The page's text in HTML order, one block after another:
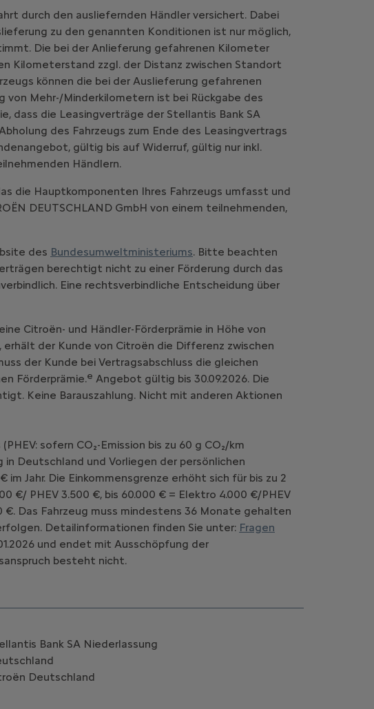
durch den ausliefernden Händler versichert. Dabei
zu den genannten Konditionen ist nur möglich,
Die bei der Anlieferung gefahrenen Kilometer
Kilometerstand zzgl. der Distanz zwischen Standort
können die bei der Auslieferung gefahrenen
Mehr-/Minderkilometern ist bei Rückgabe des
dass die Leasingverträge der Stellantis Bank SA
des Fahrzeugs zum Ende des Leasingvertrags
gültig bis auf Widerruf, gültig nur inkl.
Händlern.
die Hauptkomponenten Ihres Fahrzeugs umfasst und
DEUTSCHLAND GmbH von einem teilnehmenden,
des Bundesumweltministeriums. Bitte beachten
berechtigt nicht zu einer Förderung durch das
Eine rechtsverbindliche Entscheidung über
Citroën- und Händler-Förderprämie in Höhe von
der Kunde von Citroën die Differenz zwischen
der Kunde bei Vertragsabschluss die gleichen
Förderprämie.e Angebot gültig bis 30.09.2026. Die
Keine Barauszahlung. Nicht mit anderen Aktionen
sofern CO₂-Emission bis zu 60 g CO₂/km
Deutschland und Vorliegen der persönlichen
Jahr. Die Einkommensgrenze erhöht sich für bis zu 2
€/ PHEV 3.500 €, bis 60.000 € = Elektro 4.000 €/PHEV
€. Das Fahrzeug muss mindestens 36 Monate gehalten
Detailinformationen finden Sie unter: Fragen
und endet mit Ausschöpfung der
besteht nicht.
Bank SA Niederlassung
Deutschland